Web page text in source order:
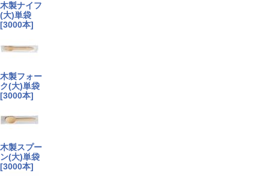
木製ナイフ
(大)単袋
[3000本]
木製フォー
ク(大)単袋
[3000本]
木製スプー
ン(大)単袋
[3000本]